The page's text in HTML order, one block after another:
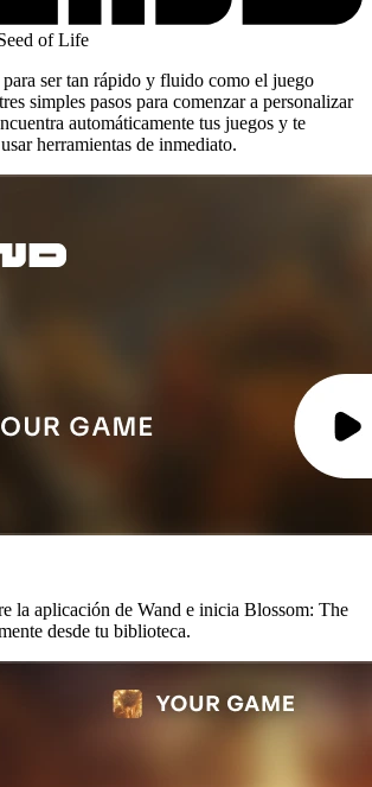
of Life
para ser tan rápido y fluido como el juego
simples pasos para comenzar a personalizar
automáticamente tus juegos y te
herramientas de inmediato.
la aplicación de Wand e inicia Blossom: The
desde tu biblioteca.